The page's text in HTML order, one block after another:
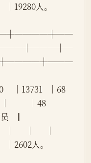
│19280人。
│13731   │68
│          │48
┃
│      │      │
│2602人。